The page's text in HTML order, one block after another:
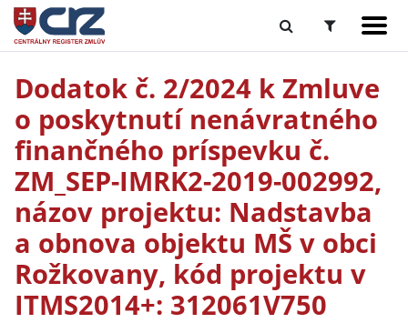
Dodatok č. 2/2024 k Zmluve
o poskytnutí nenávratného
finančného príspevku č.
ZM_SEP-IMRK2-2019-002992,
názov projektu: Nadstavba
a obnova objektu MŠ v obci
Rožkovany, kód projektu v
ITMS2014+: 312061V750